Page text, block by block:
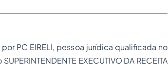
PC EIRELI, pessoa jurídica qualificada no
EXECUTIVO DA RECEITA